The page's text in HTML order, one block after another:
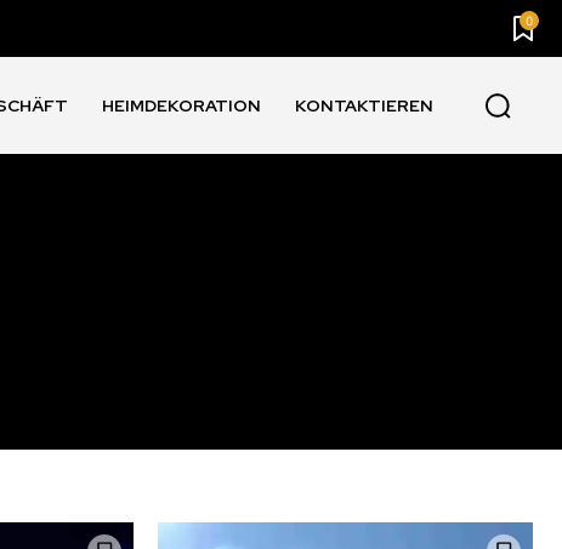
0
HEIMDEKORATION KONTAKTIEREN